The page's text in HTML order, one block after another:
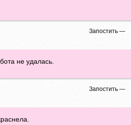
Запостить —
не удалась.
Запостить —